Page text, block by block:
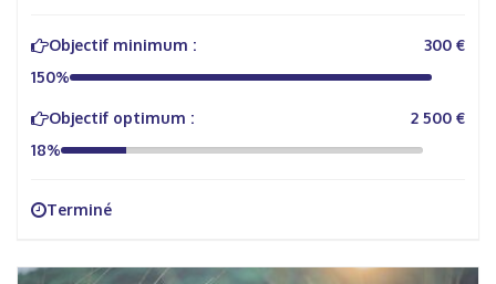
Objectif minimum :
300 €
150%
Objectif optimum :
2 500 €
18%
Terminé